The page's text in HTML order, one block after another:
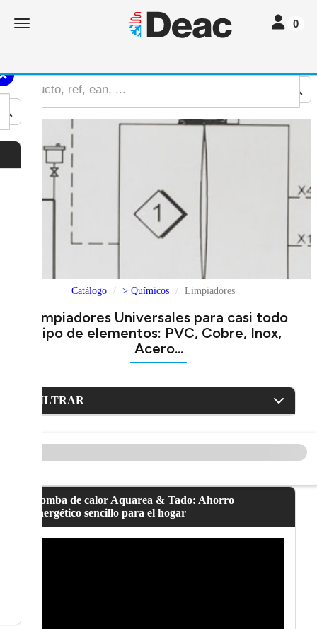
Toggle navigation Toggle
0
Catálogo > Químicos Limpiadores
Limpiadores Universales para casi todo
tipo de elementos: PVC, Cobre, Inox,
Acero...
FILTRAR
Bomba de calor Aquarea & Tado: Ahorro
energético sencillo para el hogar